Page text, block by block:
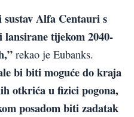
sustav Alfa Centauri s
tijekom 2040-
rekao je Eubanks.
bi biti moguće do kraja
otkrića u fizici pogona,
posadom biti zadatak